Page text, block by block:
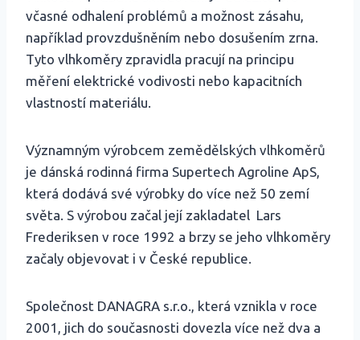
včasné odhalení problémů a možnost zásahu,
například provzdušněním nebo dosušením zrna.
Tyto vlhkoměry zpravidla pracují na principu
měření elektrické vodivosti nebo kapacitních
vlastností materiálu.
Významným výrobcem zemědělských vlhkoměrů
je dánská rodinná firma Supertech Agroline ApS,
která dodává své výrobky do více než 50 zemí
světa. S výrobou začal její zakladatel Lars
Frederiksen v roce 1992 a brzy se jeho vlhkoměry
začaly objevovat i v České republice.
Společnost DANAGRA s.r.o., která vznikla v roce
2001, jich do současnosti dovezla více než dva a